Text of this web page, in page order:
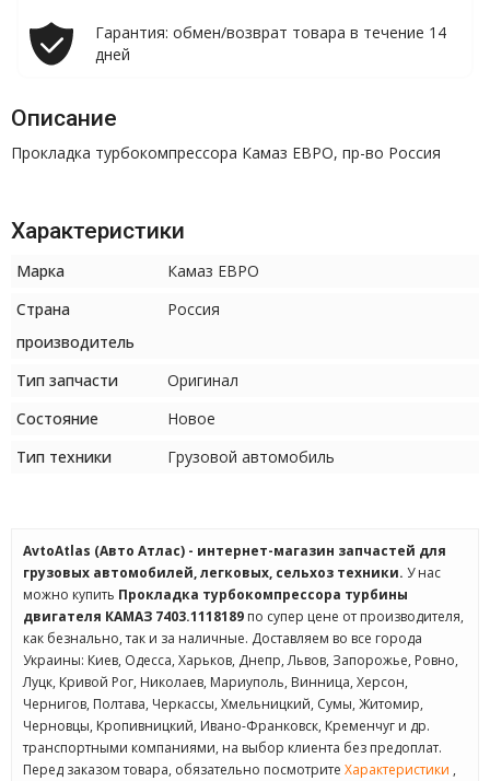
Гарантия: обмен/возврат товара в течение 14
дней
Описание
Прокладка турбокомпрессора Камаз ЕВРО, пр-во Россия
Характеристики
Марка
Камаз ЕВРО
Страна
производитель
Россия
Тип запчасти
Оригинал
Состояние
Новое
Тип техники
Грузовой автомобиль
AvtoAtlas (Авто Атлас) - интернет-магазин запчастей для
грузовых автомобилей, легковых, сельхоз техники. У нас
можно купить Прокладка турбокомпрессора турбины
двигателя КАМАЗ 7403.1118189 по супер цене от производителя,
как безнально, так и за наличные. Доставляем во все города
Украины: Киев, Одесса, Харьков, Днепр, Львов, Запорожье, Ровно,
Луцк, Кривой Рог, Николаев, Мариуполь, Винница, Херсон,
Чернигов, Полтава, Черкассы, Хмельницкий, Сумы, Житомир,
Черновцы, Кропивницкий, Ивано-Франковск, Кременчуг и др.
транспортными компаниями, на выбор клиента без предоплат.
Перед заказом товара, обязательно посмотрите Характеристики ,